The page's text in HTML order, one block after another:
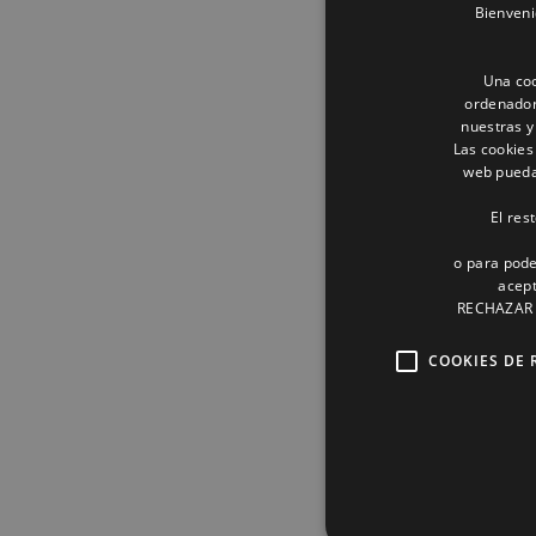
Una
nuestras
Las
web
El
o para
COOKIES DE